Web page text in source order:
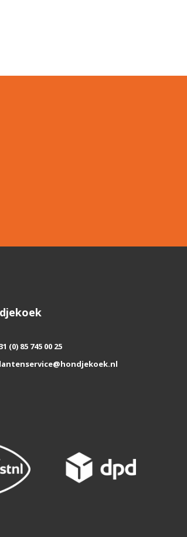
(0) 85 745 00 25